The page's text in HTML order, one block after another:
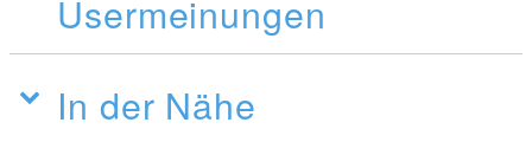
Usermeinungen
In der Nähe